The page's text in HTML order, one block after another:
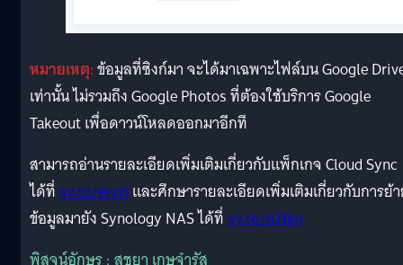
หมายเหตุ:ข้อมูลที่ซิงก์มา จะได้มาเฉพาะไฟล์บน Google
เท่านั้น ไม่รวมถึง Google Photos ที่ต้องใช้บริการ Google
Takeout เพื่อดาวน์โหลดออกมาอีกที
สามารถอ่านรายละเอียดเพิ่มเติมเกี่ยวกับแพ็กเกจ Cloud Sync
ได้ที่sy.to/etyrlและศึกษารายละเอียดเพิ่มเติมเกี่ยวกับการย้
ข้อมูลมายัง Synology NAS ได้ที่sy.to/n2lkg